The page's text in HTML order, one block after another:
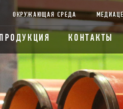
ОКРУЖАЮЩАЯ СРЕДА
ПРОДУКЦИЯ КОНТАКТЫ